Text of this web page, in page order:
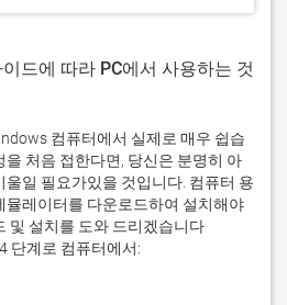
드에 따라 PC에서 사용하는 것
컴퓨터에서 실제로 매우 쉽습
처음 접한다면, 당신은 분명히 아
일 필요가있을 것입니다. 컴퓨터 용
뮬레이터를 다운로드하여 설치해야
및 설치를 도와 드리겠습니다
단계로 컴퓨터에서: